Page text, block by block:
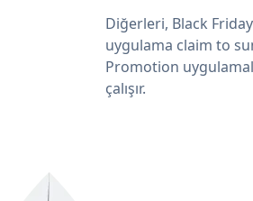
Diğerleri, Black
uygulama claim to
Promotion
çalışır.